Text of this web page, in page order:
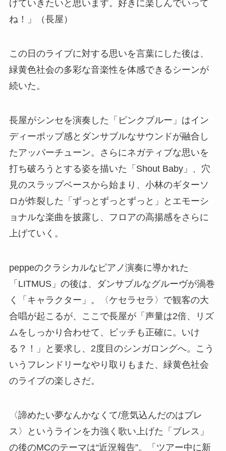
げていきたいと思います。好きに楽しんでいって
ね！」（長屋）
この日のライブに対する思いを言葉にした後は、
緑黄色社会の多彩な音楽性を体感できるシーンが
続いた。
長屋がシンセを演奏した「ピンクブルー」はイン
ディーポップ感とダンサブルなサウンドが融合し
たアッパーチューン。さらにネガティブな思いを
打ち破ろうとする姿を描いた「Shout Baby」、穴
見のスラップベースから始まり、小林のギターソ
ロが炸裂した「ずっとずっとずっと」とエモーシ
ョナルな楽曲を披露し、フロアの高揚感をさらに
上げていく。
peppeのクラシカルなピアノ演奏に導かれた
「LITMUS」の後は、ダンサブルなグルーヴが渦巻
く「キャラクター」。〈ケセラセラ〉で観客の大
合唱が起こるが、ここで長屋が「声量は2倍、リズ
ムをしっかり合わせて、ピッチも正確に。いけ
る？！」と要求し、2度目のシンガロングへ。こう
いうフレンドリーなやり取りもまた、緑黄色社会
のライブの楽しさだ。
〈諦めたい夢なんかなくて/意気込んだのはブレ
ス〉というラインを力強く歌い上げた「ブレス」
の後のMCのテーマは“近況報告”。「ツアー中に新